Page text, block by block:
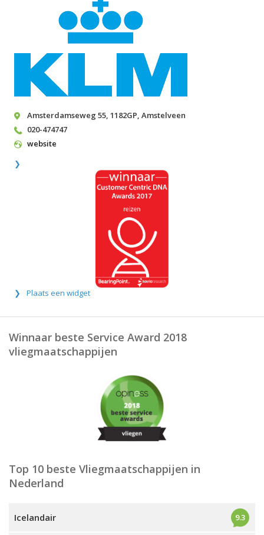
Amsterdamseweg 55, 1182GP, Amstelveen
020-474747
website
Plaats een widget
Winnaar beste Service Award 2018
vliegmaatschappijen
Top 10 beste Vliegmaatschappijen in
Nederland
Icelandair 9.3